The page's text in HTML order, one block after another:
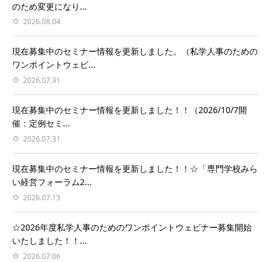
のため変更になり...
2026.08.04
現在募集中のセミナー情報を更新しました。（私学人事のための
ワンポイントウェビ...
2026.07.31
現在募集中のセミナー情報を更新しました！！（2026/10/7開
催：定例セミ...
2026.07.31
現在募集中のセミナー情報を更新しました！！☆「専門学校みら
い経営フォーラム2...
2026.07.13
☆2026年度私学人事のためのワンポイントウェビナー募集開始
いたしました！！...
2026.07.06